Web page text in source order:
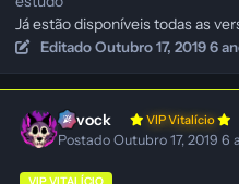
Já estão disponíveis todas as
EditadoOutubro 17, 20196
Ravock VIP Vitalício
PostadoOutubro 17, 20196